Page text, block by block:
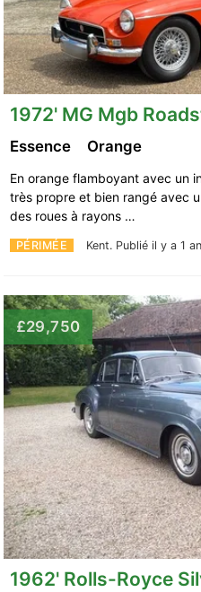
1972' MG Mgb
PÉRIMÉE Kent. Publié il y a 1
Essence Orange
En orange flamboyant avec un
très propre et bien rangé avec
des roues à rayons …
£29,750
1962' Rolls-Royce